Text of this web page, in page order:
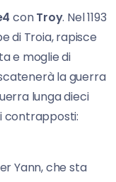
conTroy. Nel 1193
di Troia, rapisce
e moglie di
la guerra
lunga dieci
contrapposti:
Yann, che sta